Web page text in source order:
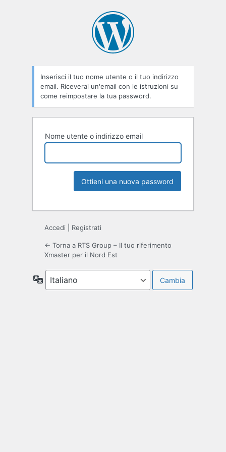
Inserisci il tuo nome utente o il tuo indirizzo
email. Riceverai un'email con le istruzioni su
come reimpostare la tua password.
Nome utente o indirizzo email
Accedi Registrati
← Torna a RTS Group – Il tuo riferimento
Xmaster per il Nord Est
Lingua